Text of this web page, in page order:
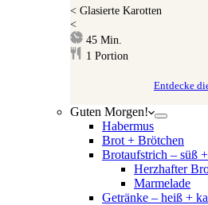
< Glasierte Karotten
<
45 Minuten
Min.
1 Portion
Entdecke
Guten Morgen!
Habermus
Brot + Brötchen
Brotaufstrich – süß
Herzhafter
Marmelade
Getränke – heiß +